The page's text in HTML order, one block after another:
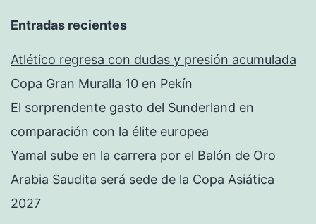
Entradas recientes
Atlético regresa con dudas y presión acumulada
Copa Gran Muralla 10 en Pekín
El sorprendente gasto del Sunderland en
comparación con la élite europea
Yamal sube en la carrera por el Balón de Oro
Arabia Saudita será sede de la Copa Asiática
2027